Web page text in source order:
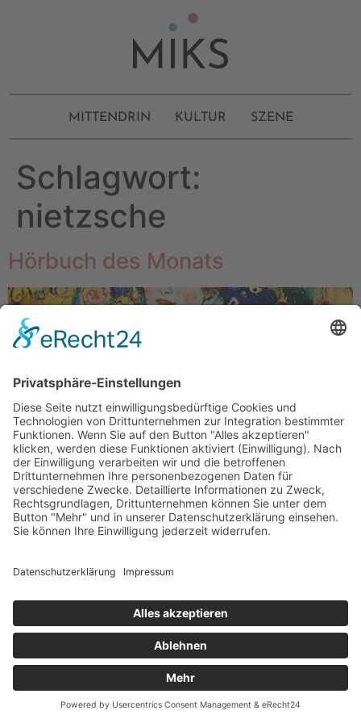
MITTENDRIN KULTUR SZENE
Schlagwort:
nietzsche
Hörbuch des Monats
unterhaltsames Trio gewesen.
Impressum Datenschutzerklärung
© MIKS Magazin 2026